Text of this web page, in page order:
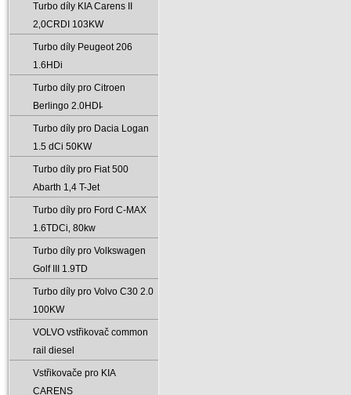
Turbo díly KIA Carens II
2‚0CRDI 103KW
Turbo díly Peugeot 206
1.6HDi
Turbo díly pro Citroen
Berlingo 2.0HDI̵
Turbo díly pro Dacia Logan
1.5 dCi 50KW
Turbo díly pro Fiat 500
Abarth 1‚4 T-Jet
Turbo díly pro Ford C-MAX
1.6TDCi‚ 80kw
Turbo díly pro Volkswagen
Golf III 1.9TD
Turbo díly pro Volvo C30 2.0
100KW
VOLVO vstřikovač common
rail diesel
Vstřikovače pro KIA
CARENS